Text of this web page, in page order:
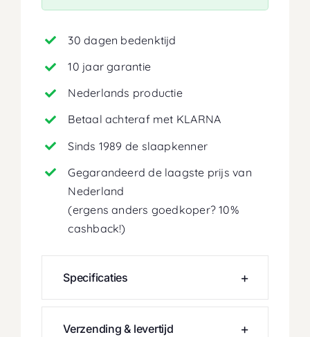
30 dagen bedenktijd
10 jaar garantie
Nederlands productie
Betaal achteraf met KLARNA
Sinds 1989 de slaapkenner
Gegarandeerd de laagste prijs van
Nederland
(ergens anders goedkoper? 10%
cashback!)
Specificaties
Verzending & levertijd